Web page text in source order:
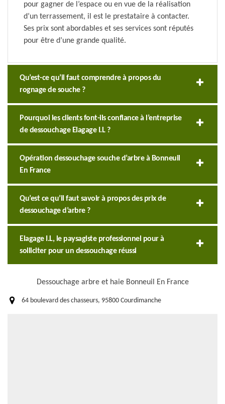
pour gagner de l’espace ou en vue de la réalisation
d’un terrassement, il est le prestataire à contacter.
Ses prix sont abordables et ses services sont réputés
pour être d’une grande qualité.
Qu’est-ce qu’il faut comprendre à propos du
rognage de souche ?
Pourquoi les clients font-ils confiance à l’entreprise
de dessouchage Elagage I.L ?
Opération dessouchage souche d’arbre à Bonneuil
En France
Qu’est ce qu’il faut savoir à propos des prix de
dessouchage d’arbre ?
Elagage I.L, le paysagiste professionnel pour à
solliciter pour un dessouchage réussi
Dessouchage arbre et haie Bonneuil En France
64 boulevard des chasseurs, 95800 Courdimanche